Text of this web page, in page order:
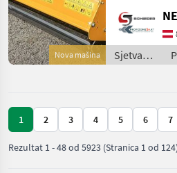
Nova mašina
**Schieder
Malčer** –
profesionalna
traktore od
Sjetva
(sijačice,
i dr) /
Sonstige
1 2 3 4 5 6 7
Rezultat 1-48od 5923 (Stranica 1 od 124)